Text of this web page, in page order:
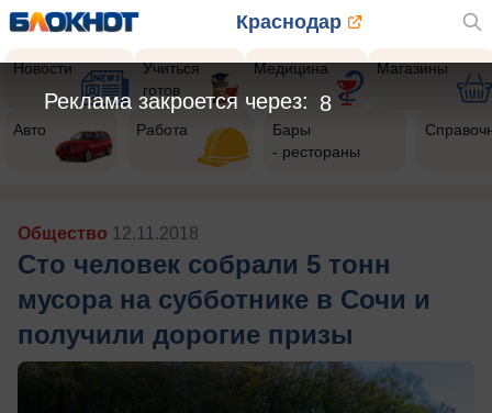
Краснодар
Новости
Учиться
готов
Медицина Магазины
Авто Работа
Бары
- рестораны
Общество 12.11.2018
Сто человек собрали 5 тонн
мусора на субботнике в Сочи и
получили дорогие призы
6
Реклама закроется через: